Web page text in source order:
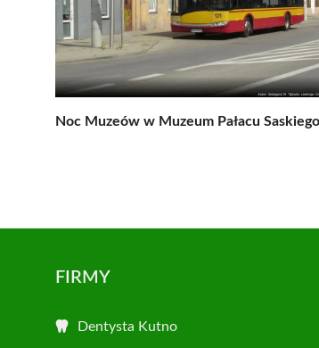
Noc Muzeów w Muzeum Pałacu Saskiego
FIRMY
Dentysta Kutno